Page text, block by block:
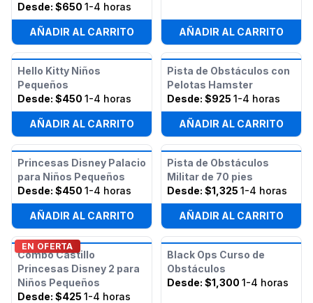
Desde: $650 1-4 horas
AÑADIR AL CARRITO AÑADIR AL CARRITO
Hello Kitty Niños
Pequeños
Desde: $450 1-4 horas
AÑADIR AL CARRITO
Pista de Obstáculos con
Pelotas Hamster
Desde: $925 1-4 horas
AÑADIR AL CARRITO
Princesas Disney Palacio
para Niños Pequeños
Desde: $450 1-4 horas
AÑADIR AL CARRITO
Pista de Obstáculos
Militar de 70 pies
Desde: $1,325 1-4 horas
AÑADIR AL CARRITO
EN OFERTA
Combo Castillo
Princesas Disney 2 para
Niños Pequeños
Desde: $425 1-4 horas
Black Ops Curso de
Obstáculos
Desde: $1,300 1-4 horas